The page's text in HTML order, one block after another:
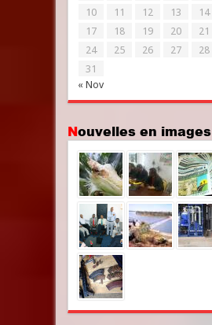
« Nov
10
11 12 13 14
17
18 19 20 21
24
25 26 27 28
31
Nouvelles en images